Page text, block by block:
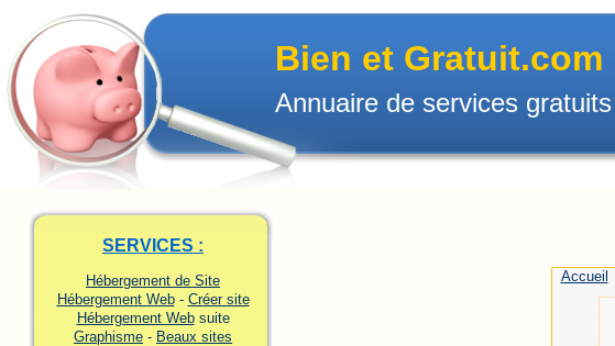
Bien et Gratuit.com
Annuaire de services gratuits
SERVICES :
Hébergement de Site
Hébergement Web- Créer site
Hébergement Websuite
Graphisme - Beaux sites
Accueil